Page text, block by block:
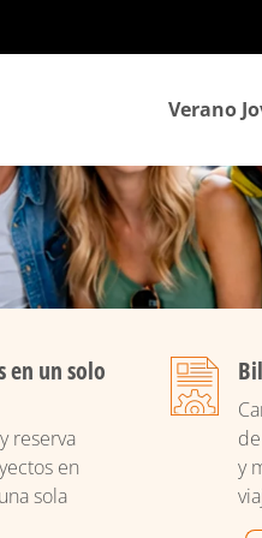
Navegación
principal
Verano
en un solo
reserva
en
sola
y